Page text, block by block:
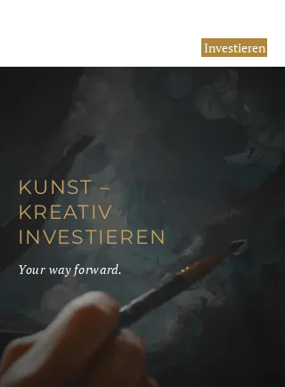
Investieren
KUNST –
KREATIV
INVESTIEREN
Your way forward.